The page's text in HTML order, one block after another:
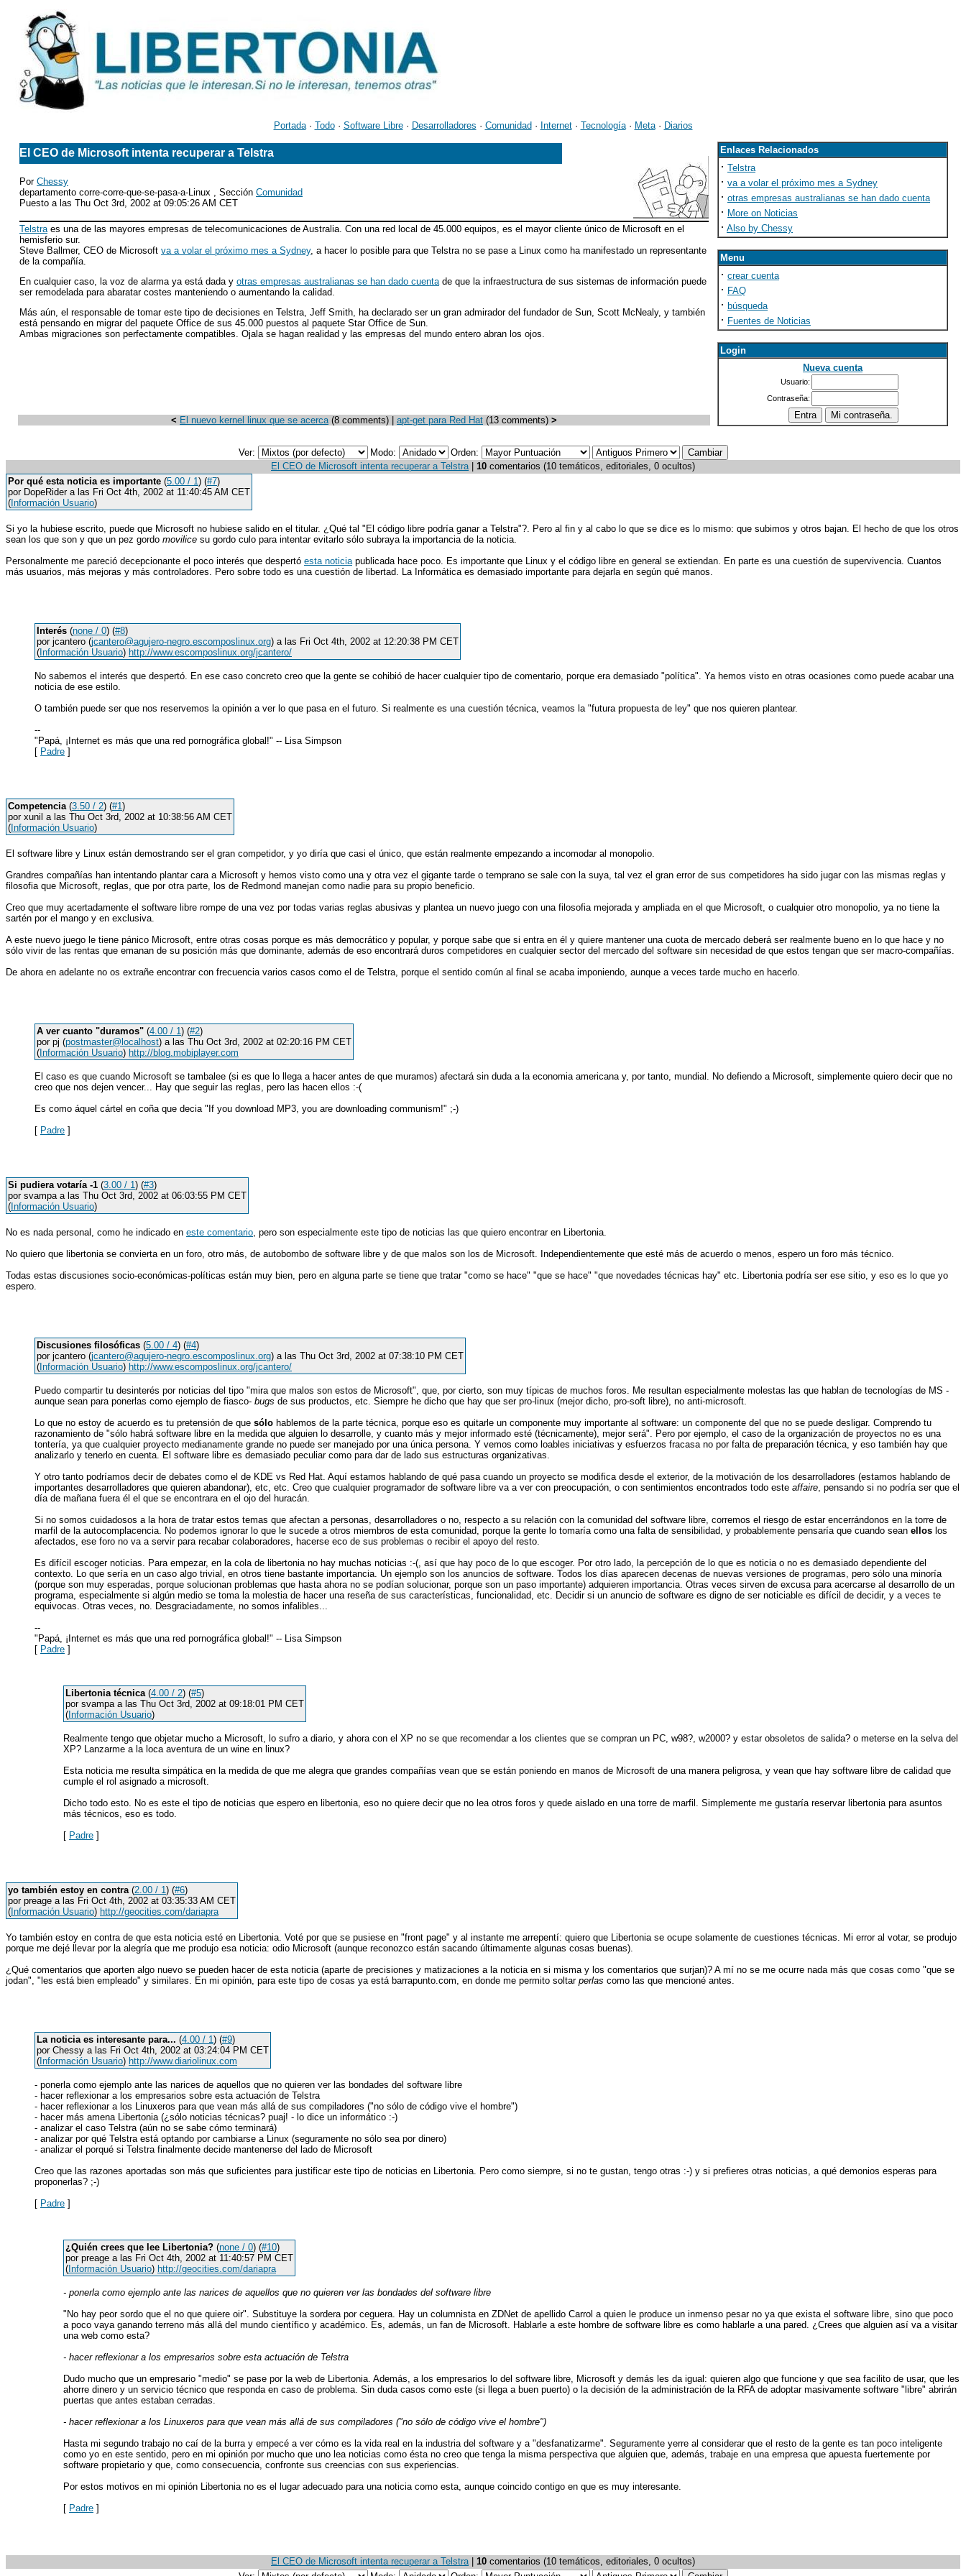
Portada· Todo· Software Libre· Desarrolladores · Comunidad · Internet· Tecnología· Meta· Diarios
El CEO de Microsoft intenta recuperar a Telstra
Por Chessy
departamento corre-corre-que-se-pasa-a-Linux , Sección Comunidad
Puesto a las Thu Oct 3rd, 2002 at 09:05:26 AM CET
Telstraes una de las mayores empresas de telecomunicaciones de Australia. Con una red local de 45.000 equipos, es el mayor cliente único de Microsoft en el
hemisferio sur.
Steve Ballmer, CEO de Microsoft va a volar el próximo mes a Sydney, a hacer lo posible para que Telstra no se pase a Linux como ha manifestado un representante
de la compañía.
En cualquier caso, la voz de alarma ya está dada y otras empresas australianas se han dado cuentade que la infraestructura de sus sistemas de información puede
ser remodelada para abaratar costes manteniendo o aumentando la calidad.
Más aún, el responsable de tomar este tipo de decisiones en Telstra, Jeff Smith, ha declarado ser un gran admirador del fundador de Sun, Scott McNealy, y también
está pensando en migrar del paquete Office de sus 45.000 puestos al paquete Star Office de Sun.
Ambas migraciones son perfectamente compatibles. Ojala se hagan realidad y las empresas del mundo entero abran los ojos.
< El nuevo kernel linux que se acerca(8 comments) | apt-get para Red Hat (13 comments) >
Enlaces Relacionados
· Telstra
· va a volar el próximo mes a Sydney
· otras empresas australianas se han dado cuenta
· More on Noticias
· Also by Chessy
Menu
· crear cuenta
· FAQ
· búsqueda
· Fuentes de Noticias
Login
Nueva cuenta
Usuario:
Contraseña:
Ver: Modo:
Orden:
El CEO de Microsoft intenta recuperar a Telstra| 10 comentarios (10 temáticos, editoriales, 0 ocultos)
Por qué esta noticia es importante (5.00 / 1) (#7)
por DopeRider a las Fri Oct 4th, 2002 at 11:40:45 AM CET
( Información Usuario)
Si yo la hubiese escrito, puede que Microsoft no hubiese salido en el titular. ¿Qué tal "El código libre podría ganar a Telstra"?. Pero al fin y al cabo lo que se dice es lo mismo: que subimos y otros bajan. El hecho de que los otros
sean los que son y que un pez gordo movilice su gordo culo para intentar evitarlo sólo subraya la importancia de la noticia.
Personalmente me pareció decepcionante el poco interés que despertó esta noticiapublicada hace poco. Es importante que Linux y el código libre en general se extiendan. En parte es una cuestión de supervivencia. Cuantos
más usuarios, más mejoras y más controladores. Pero sobre todo es una cuestión de libertad. La Informática es demasiado importante para dejarla en según qué manos.
Interés (none / 0) (#8)
por jcantero (jcantero@agujero-negro.escomposlinux.org) a las Fri Oct 4th, 2002 at 12:20:38 PM CET
( Información Usuario) http://www.escomposlinux.org/jcantero/
No sabemos el interés que despertó. En ese caso concreto creo que la gente se cohibió de hacer cualquier tipo de comentario, porque era demasiado "política". Ya hemos visto en otras ocasiones como puede acabar una
noticia de ese estilo.
O también puede ser que nos reservemos la opinión a ver lo que pasa en el futuro. Si realmente es una cuestión técnica, veamos la "futura propuesta de ley" que nos quieren plantear.
--
"Papá, ¡Internet es más que una red pornográfica global!" -- Lisa Simpson
[ Padre ]
Competencia(3.50 / 2) (#1)
por xunil a las Thu Oct 3rd, 2002 at 10:38:56 AM CET
( Información Usuario)
El software libre y Linux están demostrando ser el gran competidor, y yo diría que casi el único, que están realmente empezando a incomodar al monopolio.
Grandres compañías han intentando plantar cara a Microsoft y hemos visto como una y otra vez el gigante tarde o temprano se sale con la suya, tal vez el gran error de sus competidores ha sido jugar con las mismas reglas y
filosofia que Microsoft, reglas, que por otra parte, los de Redmond manejan como nadie para su propio beneficio.
Creo que muy acertadamente el software libre rompe de una vez por todas varias reglas abusivas y plantea un nuevo juego con una filosofia mejorada y ampliada en el que Microsoft, o cualquier otro monopolio, ya no tiene la
sartén por el mango y en exclusiva.
A este nuevo juego le tiene pánico Microsoft, entre otras cosas porque es más democrático y popular, y porque sabe que si entra en él y quiere mantener una cuota de mercado deberá ser realmente bueno en lo que hace y no
sólo vivir de las rentas que emanan de su posición más que dominante, además de eso encontrará duros competidores en cualquier sector del mercado del software sin necesidad de que estos tengan que ser macro-compañías.
De ahora en adelante no os extrañe encontrar con frecuencia varios casos como el de Telstra, porque el sentido común al final se acaba imponiendo, aunque a veces tarde mucho en hacerlo.
A ver cuanto "duramos" (4.00 / 1) (#2)
por pj (postmaster@localhost) a las Thu Oct 3rd, 2002 at 02:20:16 PM CET
( Información Usuario) http://blog.mobiplayer.com
El caso es que cuando Microsoft se tambalee (si es que lo llega a hacer antes de que muramos) afectará sin duda a la economia americana y, por tanto, mundial. No defiendo a Microsoft, simplemente quiero decir que no
creo que nos dejen vencer... Hay que seguir las reglas, pero las hacen ellos :-(
Es como áquel cártel en coña que decia "If you download MP3, you are downloading communism!" ;-)
[ Padre ]
Si pudiera votaría -1 (3.00 / 1) (#3)
por svampa a las Thu Oct 3rd, 2002 at 06:03:55 PM CET
( Información Usuario)
No es nada personal, como he indicado en este comentario, pero son especialmente este tipo de noticias las que quiero encontrar en Libertonia.
No quiero que libertonia se convierta en un foro, otro más, de autobombo de software libre y de que malos son los de Microsoft. Independientemente que esté más de acuerdo o menos, espero un foro más técnico.
Todas estas discusiones socio-económicas-políticas están muy bien, pero en alguna parte se tiene que tratar "como se hace" "que se hace" "que novedades técnicas hay" etc. Libertonia podría ser ese sitio, y eso es lo que yo
espero.
Discusiones filosóficas (5.00 / 4) (#4)
por jcantero (jcantero@agujero-negro.escomposlinux.org) a las Thu Oct 3rd, 2002 at 07:38:10 PM CET
( Información Usuario) http://www.escomposlinux.org/jcantero/
Puedo compartir tu desinterés por noticias del tipo "mira que malos son estos de Microsoft", que, por cierto, son muy típicas de muchos foros. Me resultan especialmente molestas las que hablan de tecnologías de MS -
aunque sean para ponerlas como ejemplo de fiasco- bugs de sus productos, etc. Siempre he dicho que hay que ser pro-linux (mejor dicho, pro-soft libre), no anti-microsoft.
Lo que no estoy de acuerdo es tu pretensión de que sólo hablemos de la parte técnica, porque eso es quitarle un componente muy importante al software: un componente del que no se puede desligar. Comprendo tu
razonamiento de "sólo habrá software libre en la medida que alguien lo desarrolle, y cuanto más y mejor informado esté (técnicamente), mejor será". Pero por ejemplo, el caso de la organización de proyectos no es una
tontería, ya que cualquier proyecto medianamente grande no puede ser manejado por una única persona. Y vemos como loables iniciativas y esfuerzos fracasa no por falta de preparación técnica, y eso también hay que
analizarlo y tenerlo en cuenta. El software libre es demasiado peculiar como para dar de lado sus estructuras organizativas.
Y otro tanto podríamos decir de debates como el de KDE vs Red Hat. Aquí estamos hablando de qué pasa cuando un proyecto se modifica desde el exterior, de la motivación de los desarrolladores (estamos hablando de
importantes desarrolladores que quieren abandonar), etc, etc. Creo que cualquier programador de software libre va a ver con preocupación, o con sentimientos encontrados todo este affaire, pensando si no podría ser que el
día de mañana fuera él el que se encontrara en el ojo del huracán.
Si no somos cuidadosos a la hora de tratar estos temas que afectan a personas, desarrolladores o no, respecto a su relación con la comunidad del software libre, corremos el riesgo de estar encerrándonos en la torre de
marfil de la autocomplacencia. No podemos ignorar lo que le sucede a otros miembros de esta comunidad, porque la gente lo tomaría como una falta de sensibilidad, y probablemente pensaría que cuando sean ellos los
afectados, ese foro no va a servir para recabar colaboradores, hacerse eco de sus problemas o recibir el apoyo del resto.
Es difícil escoger noticias. Para empezar, en la cola de libertonia no hay muchas noticias :-(, así que hay poco de lo que escoger. Por otro lado, la percepción de lo que es noticia o no es demasiado dependiente del
contexto. Lo que sería en un caso algo trivial, en otros tiene bastante importancia. Un ejemplo son los anuncios de software. Todos los días aparecen decenas de nuevas versiones de programas, pero sólo una minoría
(porque son muy esperadas, porque solucionan problemas que hasta ahora no se podían solucionar, porque son un paso importante) adquieren importancia. Otras veces sirven de excusa para acercarse al desarrollo de un
programa, especialmente si algún medio se toma la molestia de hacer una reseña de sus características, funcionalidad, etc. Decidir si un anuncio de software es digno de ser noticiable es difícil de decidir, y a veces te
equivocas. Otras veces, no. Desgraciadamente, no somos infalibles...
--
"Papá, ¡Internet es más que una red pornográfica global!" -- Lisa Simpson
[ Padre ]
Libertonia técnica(4.00 / 2) (#5)
por svampa a las Thu Oct 3rd, 2002 at 09:18:01 PM CET
( Información Usuario)
Realmente tengo que objetar mucho a Microsoft, lo sufro a diario, y ahora con el XP no se que recomendar a los clientes que se compran un PC, w98?, w2000? y estar obsoletos de salida? o meterse en la selva del
XP? Lanzarme a la loca aventura de un wine en linux?
Esta noticia me resulta simpática en la medida de que me alegra que grandes compañías vean que se están poniendo en manos de Microsoft de una manera peligrosa, y vean que hay software libre de calidad que
cumple el rol asignado a microsoft.
Dicho todo esto. No es este el tipo de noticias que espero en libertonia, eso no quiere decir que no lea otros foros y quede aislado en una torre de marfil. Simplemente me gustaría reservar libertonia para asuntos
más técnicos, eso es todo.
[ Padre ]
yo también estoy en contra(2.00 / 1) (#6)
por preage a las Fri Oct 4th, 2002 at 03:35:33 AM CET
( Información Usuario) http://geocities.com/dariapra
Yo también estoy en contra de que esta noticia esté en Libertonia. Voté por que se pusiese en "front page" y al instante me arrepentí: quiero que Libertonia se ocupe solamente de cuestiones técnicas. Mi error al votar, se produjo
porque me dejé llevar por la alegría que me produjo esa noticia: odio Microsoft (aunque reconozco están sacando últimamente algunas cosas buenas).
¿Qué comentarios que aporten algo nuevo se pueden hacer de esta noticia (aparte de precisiones y matizaciones a la noticia en si misma y los comentarios que surjan)? A mí no se me ocurre nada más que cosas como "que se
jodan", "les está bien empleado" y similares. En mi opinión, para este tipo de cosas ya está barrapunto.com, en donde me permito soltar perlas como las que mencioné antes.
La noticia es interesante para... (4.00 / 1) (#9)
por Chessy a las Fri Oct 4th, 2002 at 03:24:04 PM CET
( Información Usuario) http://www.diariolinux.com
- ponerla como ejemplo ante las narices de aquellos que no quieren ver las bondades del software libre
- hacer reflexionar a los empresarios sobre esta actuación de Telstra
- hacer reflexionar a los Linuxeros para que vean más allá de sus compiladores ("no sólo de código vive el hombre")
- hacer más amena Libertonia (¿sólo noticias técnicas? puaj! - lo dice un informático :-)
- analizar el caso Telstra (aún no se sabe cómo terminará)
- analizar por qué Telstra está optando por cambiarse a Linux (seguramente no sólo sea por dinero)
- analizar el porqué si Telstra finalmente decide mantenerse del lado de Microsoft
Creo que las razones aportadas son más que suficientes para justificar este tipo de noticias en Libertonia. Pero como siempre, si no te gustan, tengo otras :-) y si prefieres otras noticias, a qué demonios esperas para
proponerlas? ;-)
[ Padre ]
¿Quién crees que lee Libertonia? (none / 0) (#10)
por preage a las Fri Oct 4th, 2002 at 11:40:57 PM CET
( Información Usuario) http://geocities.com/dariapra
- ponerla como ejemplo ante las narices de aquellos que no quieren ver las bondades del software libre
"No hay peor sordo que el no que quiere oir". Substituye la sordera por ceguera. Hay un columnista en ZDNet de apellido Carrol a quien le produce un inmenso pesar no ya que exista el software libre, sino que poco
a poco vaya ganando terreno más allá del mundo científico y académico. Es, además, un fan de Microsoft. Hablarle a este hombre de software libre es como hablarle a una pared. ¿Crees que alguien así va a visitar
una web como esta?
- hacer reflexionar a los empresarios sobre esta actuación de Telstra
Dudo mucho que un empresario "medio" se pase por la web de Libertonia. Además, a los empresarios lo del software libre, Microsoft y demás les da igual: quieren algo que funcione y que sea facilito de usar, que les
ahorre dinero y un servicio técnico que responda en caso de problema. Sin duda casos como este (si llega a buen puerto) o la decisión de la administración de la RFA de adoptar masivamente software "libre" abrirán
puertas que antes estaban cerradas.
- hacer reflexionar a los Linuxeros para que vean más allá de sus compiladores ("no sólo de código vive el hombre")
Hasta mi segundo trabajo no caí de la burra y empecé a ver cómo es la vida real en la industria del software y a "desfanatizarme". Seguramente yerre al considerar que el resto de la gente es tan poco inteligente
como yo en este sentido, pero en mi opinión por mucho que uno lea noticias como ésta no creo que tenga la misma perspectiva que alguien que, además, trabaje en una empresa que apuesta fuertemente por
software propietario y que, como consecuencia, confronte sus creencias con sus experiencias.
Por estos motivos en mi opinión Libertonia no es el lugar adecuado para una noticia como esta, aunque coincido contigo en que es muy interesante.
[ Padre ]
El CEO de Microsoft intenta recuperar a Telstra| 10 comentarios (10 temáticos, editoriales, 0 ocultos)